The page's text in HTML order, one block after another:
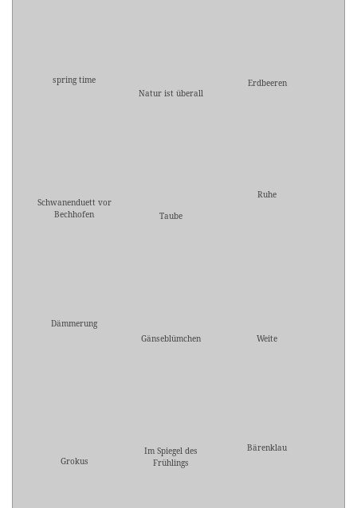
spring time
Natur ist überall
Erdbeeren
Schwanenduett vor
Bechhofen
Taube
Ruhe
Dämmerung
Gänseblümchen
Weite
Grokus
Im Spiegel des
Frühlings
Bärenklau